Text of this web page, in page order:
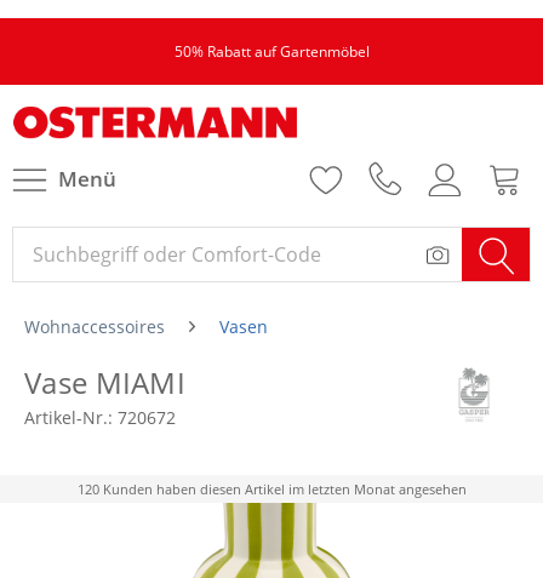
50% Rabatt auf Gartenmöbel
Menü
Wohnaccessoires Vasen
Vase MIAMI
Artikel-Nr.: 720672
120 Kunden haben diesen Artikel im letzten Monat angesehen